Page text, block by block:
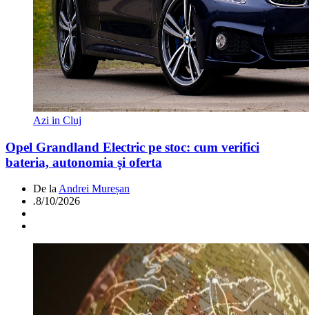
Azi in Cluj
Opel Grandland Electric pe stoc: cum verifici
bateria, autonomia și oferta
De la Andrei Mureșan
.8/10/2026